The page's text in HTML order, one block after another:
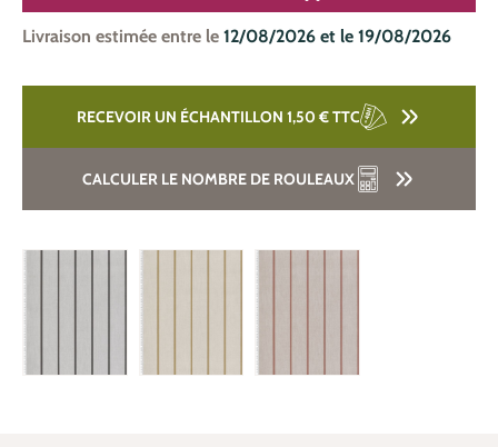
Livraison estimée entre le 12/08/2026 et le 19/08/2026
RECEVOIR UN ÉCHANTILLON 1,50 €TTC
CALCULER LE NOMBRE DE ROULEAUX